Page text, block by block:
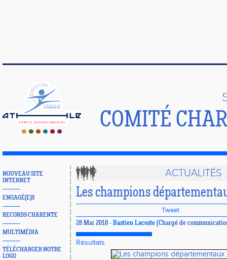
COMITÉ
NOUVEAU SITE
INTERNET
ENGAGÉ(E)S
RECORDS CHARENTE
MULTIMÉDIA
TÉLÉCHARGER NOTRE
LOGO
ACTUALITÉS
Les champions
Tweet
28 Mai 2018 - Bastien Lacoste (Chargé de
Résultats